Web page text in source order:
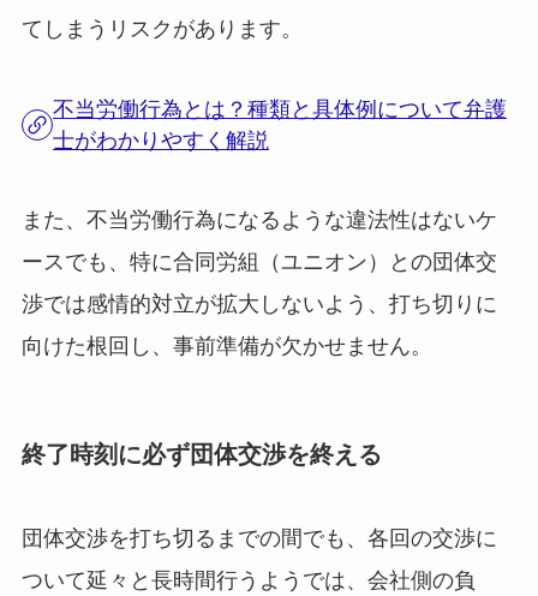
てしまうリスクがあります。
不当労働行為とは？種類と具体例について弁護
士がわかりやすく解説
また、不当労働行為になるような違法性はないケ
ースでも、特に合同労組（ユニオン）との団体交
渉では感情的対立が拡大しないよう、打ち切りに
向けた根回し、事前準備が欠かせません。
終了時刻に必ず団体交渉を終える
団体交渉を打ち切るまでの間でも、各回の交渉に
ついて延々と長時間行うようでは、会社側の負